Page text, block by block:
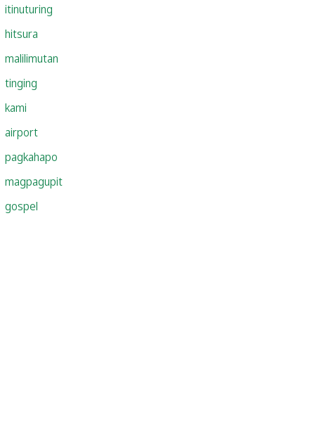
itinuturing
hitsura
malilimutan
tinging
kami
airport
pagkahapo
magpagupit
gospel